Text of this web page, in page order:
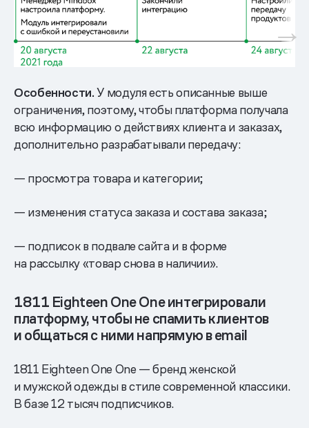
Особенности.У модуля есть описанные выше
ограничения, поэтому, чтобы платформа получала
всю информацию о действиях клиента и заказах,
дополнительно разрабатывали передачу:
— просмотра товара и категории;
— изменения статуса заказа и состава заказа;
— подписок в подвале сайта и в форме
на рассылку «товар снова в наличии».
1811 Eighteen One One интегрировали
платформу, чтобы не спамить клиентов
и общаться с ними напрямую в email
1811 Eighteen One One — бренд женской
и мужской одежды в стиле современной классики.
В базе 12 тысяч подписчиков.